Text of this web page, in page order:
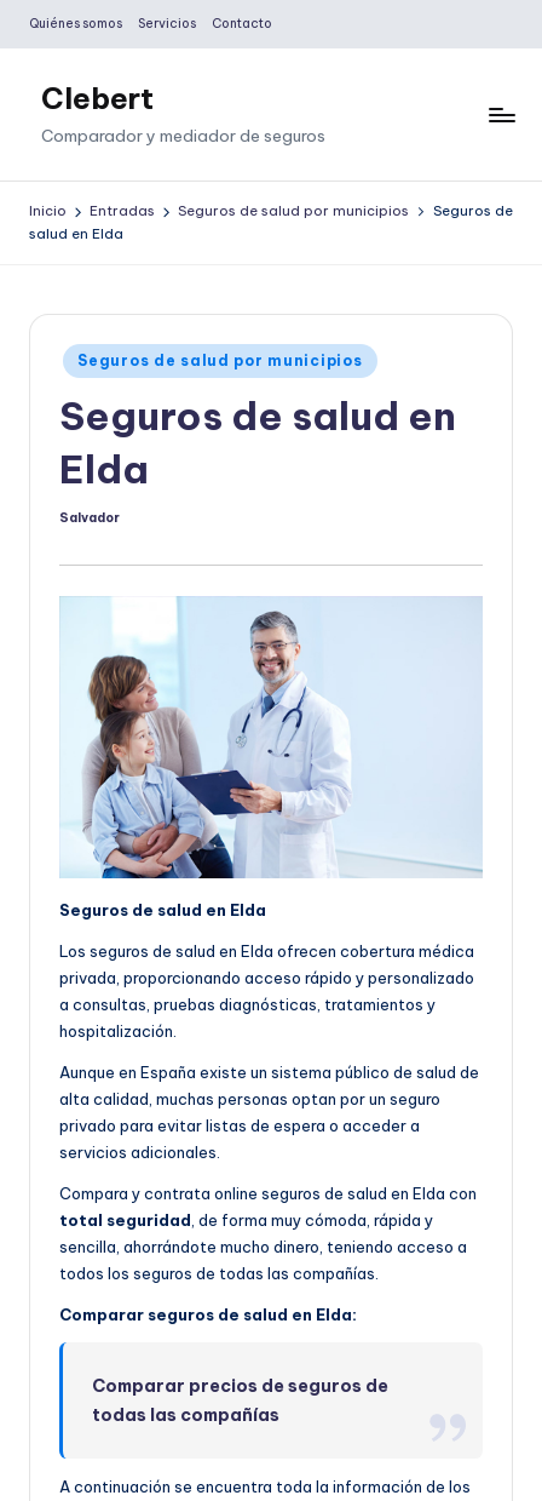
Saltar
contenido
Quiénes somos Servicios Contacto
Clebert
Comparador y mediador de seguros
Inicio Entradas Seguros de salud por municipios
Seguros de
salud en Elda
Publicado
en
Seguros de salud por municipios
Seguros de salud en
Elda
Publicado
Salvador
Seguros de salud en Elda
Los seguros de salud en Elda ofrecen cobertura médica
privada, proporcionando acceso rápido y personalizado
a consultas, pruebas diagnósticas, tratamientos y
hospitalización.
Aunque en España existe un sistema público de salud de
alta calidad, muchas personas optan por un seguro
privado para evitar listas de espera o acceder a
servicios adicionales.
Compara y contrata online seguros de salud en Elda con
total seguridad, de forma muy cómoda, rápida y
sencilla, ahorrándote mucho dinero, teniendo acceso a
todos los seguros de todas las compañías.
Comparar seguros de salud en Elda:
Comparar precios de seguros de
todas las compañías
A continuación se encuentra toda la información de los